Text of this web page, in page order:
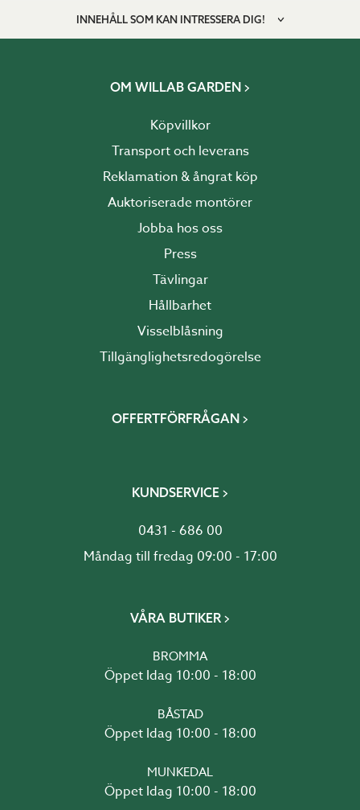
INNEHÅLL SOM KAN INTRESSERA DIG!
OM WILLAB GARDEN
Köpvillkor
Transport och leverans
Reklamation & ångrat köp
Auktoriserade montörer
Jobba hos oss
Press
Tävlingar
Hållbarhet
Visselblåsning
Tillgänglighetsredogörelse
OFFERTFÖRFRÅGAN
KUNDSERVICE
0431 - 686 00
Måndag till fredag 09:00 - 17:00
VÅRA BUTIKER
BROMMA
Öppet Idag 10:00 - 18:00
BÅSTAD
Öppet Idag 10:00 - 18:00
MUNKEDAL
Öppet Idag 10:00 - 18:00